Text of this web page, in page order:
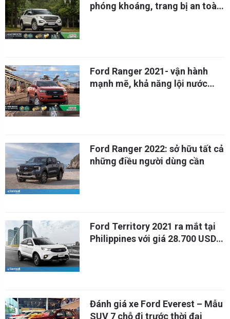
phóng khoáng, trang bị an toàn
Ford Ranger 2021- vận hành
mạnh mẽ, khả năng lội nước
Ford Ranger 2022: sở hữu tất cả
những điều người dùng cần
Ford Territory 2021 ra mắt tại
Philippines với giá 28.700 USD
Đánh giá xe Ford Everest – Mẫu
SUV 7 chỗ đi trước thời đại